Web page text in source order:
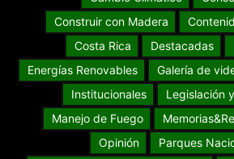
Construir con Madera
Costa Rica
Destacadas
Energías Renovables
Galería de
Institucionales
Legislación
Manejo de Fuego
Opinión
Parques